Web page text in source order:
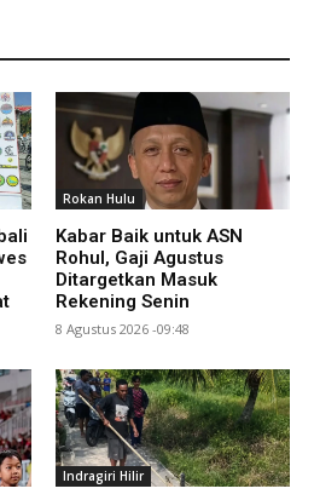
Rokan Hulu
Kabar Baik untuk ASN
Rohul, Gaji Agustus
Ditargetkan Masuk
Rekening Senin
8 Agustus 2026 -09:48
Indragiri Hilir